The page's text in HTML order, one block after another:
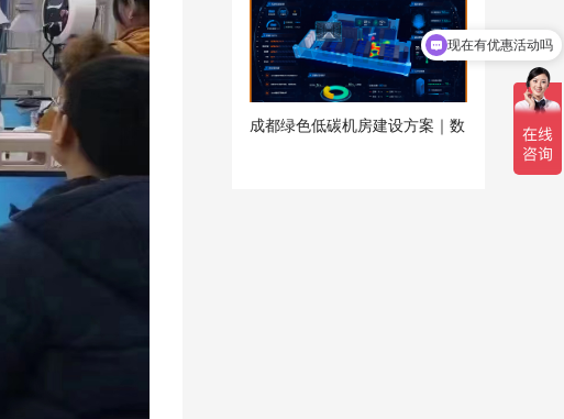
成都绿色低碳机房建设方案｜数
可以介绍下你们的产品么
现在有优惠活动吗